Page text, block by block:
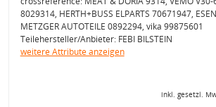
8029314, HERTH+BUSS ELPARTS 70671947,
METZGER AUTOTEILE 0892294, vika 99875601
Teilehersteller/Anbieter: FEBI BILSTEIN
weitere Attribute anzeigen
inkl. gesetzl.